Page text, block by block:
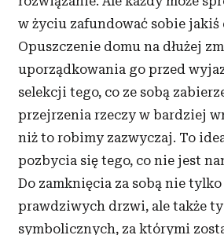
w życiu zafundować sobie jakiś
Opuszczenie domu na dłużej
uporządkowania go przed
selekcji tego, co ze sobą
przejrzenia rzeczy w bardziej
niż to robimy zazwyczaj. To
pozbycia się tego, co nie jest
Do zamknięcia za sobą nie
prawdziwych drzwi, ale także
symbolicznych, za którymi